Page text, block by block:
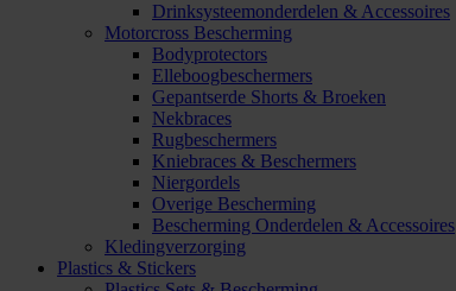
Drinksysteemonderdelen & Accessoires
Motorcross Bescherming
Bodyprotectors
Elleboogbeschermers
Gepantserde Shorts & Broeken
Nekbraces
Rugbeschermers
Kniebraces & Beschermers
Niergordels
Overige Bescherming
Bescherming Onderdelen & Accessoires
Kledingverzorging
Plastics & Stickers